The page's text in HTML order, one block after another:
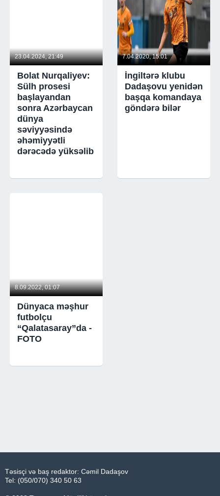
23.04.2024, 21:49
Bolat Nurqaliyev:
Sülh prosesi
başlayandan
sonra Azərbaycan
dünya
səviyyəsində
əhəmiyyətli
dərəcədə yüksəlib
7.04.2020, 15:01
İngiltərə klubu
Dadaşovu yenidən
başqa komandaya
göndərə bilər
8.09.2022, 01:07
Dünyaca məşhur
futbolçu
“Qalatasaray”da -
FOTO
Təsisçi və baş redaktor: Cəmil Dadaşov
Tel: (050/070) 340 50 63